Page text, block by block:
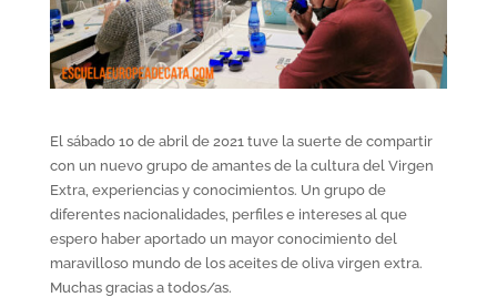
El sábado 10 de abril de 2021 tuve la suerte de compartir
con un nuevo grupo de amantes de la cultura del Virgen
Extra, experiencias y conocimientos. Un grupo de
diferentes nacionalidades, perfiles e intereses al que
espero haber aportado un mayor conocimiento del
maravilloso mundo de los aceites de oliva virgen extra.
Muchas gracias a todos/as.